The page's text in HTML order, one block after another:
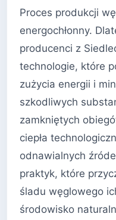
Proces produkcji
energochłonny.
producenci z
technologie, które
zużycia energii i
szkodliwych
zamkniętych
ciepła
odnawialnych
praktyk, które
śladu węglowego
środowisko